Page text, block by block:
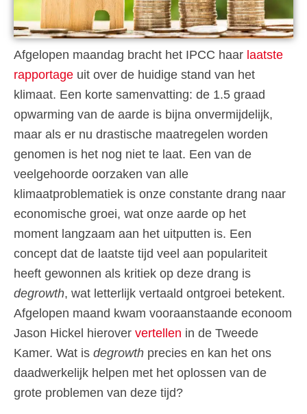
Afgelopen maandag bracht het IPCC haar laatste
rapportage uit over de huidige stand van het
klimaat. Een korte samenvatting: de 1.5 graad
opwarming van de aarde is bijna onvermijdelijk,
maar als er nu drastische maatregelen worden
genomen is het nog niet te laat. Een van de
veelgehoorde oorzaken van alle
klimaatproblematiek is onze constante drang naar
economische groei, wat onze aarde op het
moment langzaam aan het uitputten is. Een
concept dat de laatste tijd veel aan populariteit
heeft gewonnen als kritiek op deze drang is
degrowth, wat letterlijk vertaald ontgroei betekent.
Afgelopen maand kwam vooraanstaande econoom
Jason Hickel hierover vertellen in de Tweede
Kamer. Wat is degrowth precies en kan het ons
daadwerkelijk helpen met het oplossen van de
grote problemen van deze tijd?